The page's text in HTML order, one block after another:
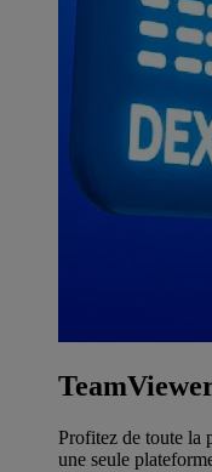
Profitez de toute la
une seule